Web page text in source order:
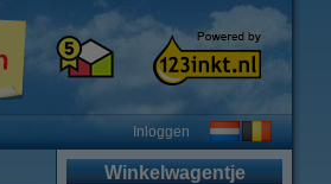
Inloggen
Winkelwagentje